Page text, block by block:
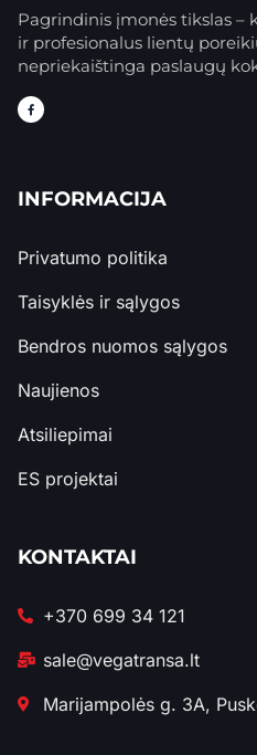
Pagrindinis įmonės tikslas –
ir profesionalus lientų
nepriekaištinga paslaugų
INFORMACIJA
Privatumo politika
Taisyklės ir sąlygos
Bendros nuomos sąlygos
Naujienos
Atsiliepimai
ES projektai
KONTAKTAI
+370 699 34 121
sale@vegatransa.lt
Marijampolės g. 3A,